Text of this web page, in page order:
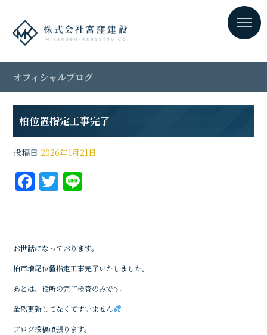
オフィシャルブログ
柏位置指定工事完了
投稿日 2026年1月21日
F
a
e
b
o
o
k
T
w
te
r
お世話になっております。
柏市増尾位置指定工事完了いたしました。
あとは、役所の完了検査のみです。
全然更新してなくてすいません
ブログ投稿頑張ります。